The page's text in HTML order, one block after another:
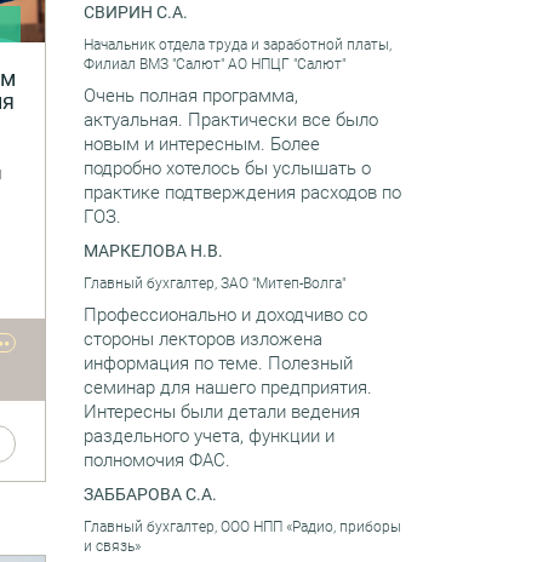
СВИРИН С.А.
Начальник отдела труда и заработной платы,
Филиал ВМЗ "Салют" АО НПЦГ "Салют"
Очень полная программа,
актуальная. Практически все было
новым и интересным. Более
подробно хотелось бы услышать о
практике подтверждения расходов по
ГОЗ.
МАРКЕЛОВА Н.В.
Главный бухгалтер, ЗАО "Митеп-Волга"
Профессионально и доходчиво со
стороны лекторов изложена
информация по теме. Полезный
семинар для нашего предприятия.
Интересны были детали ведения
раздельного учета, функции и
полномочия ФАС.
ЗАББАРОВА С.А.
Главный бухгалтер, ООО НПП «Радио, приборы
и связь»